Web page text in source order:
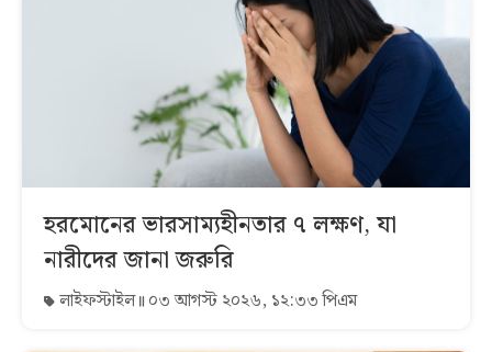
হরমোনের ভারসাম্যহীনতার ৭ লক্ষণ, যা
নারীদের জানা জরুরি
লাইফস্টাইল ০৩ আগস্ট ২০২৬, ১২:৩৩ পিএম